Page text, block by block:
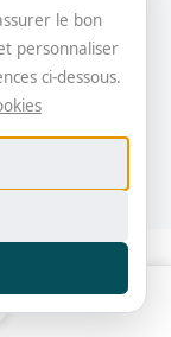
2026
l'intelligence
à la
le bon
personnaliser
ci-dessous.